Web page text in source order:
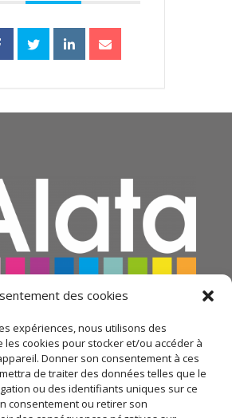
des cookies
expériences, nous utilisons des
les cookies pour stocker et/ou accéder à
Donner son consentement à ces
de traiter des données telles que le
ou des identifiants uniques sur ce
consentement ou retirer son